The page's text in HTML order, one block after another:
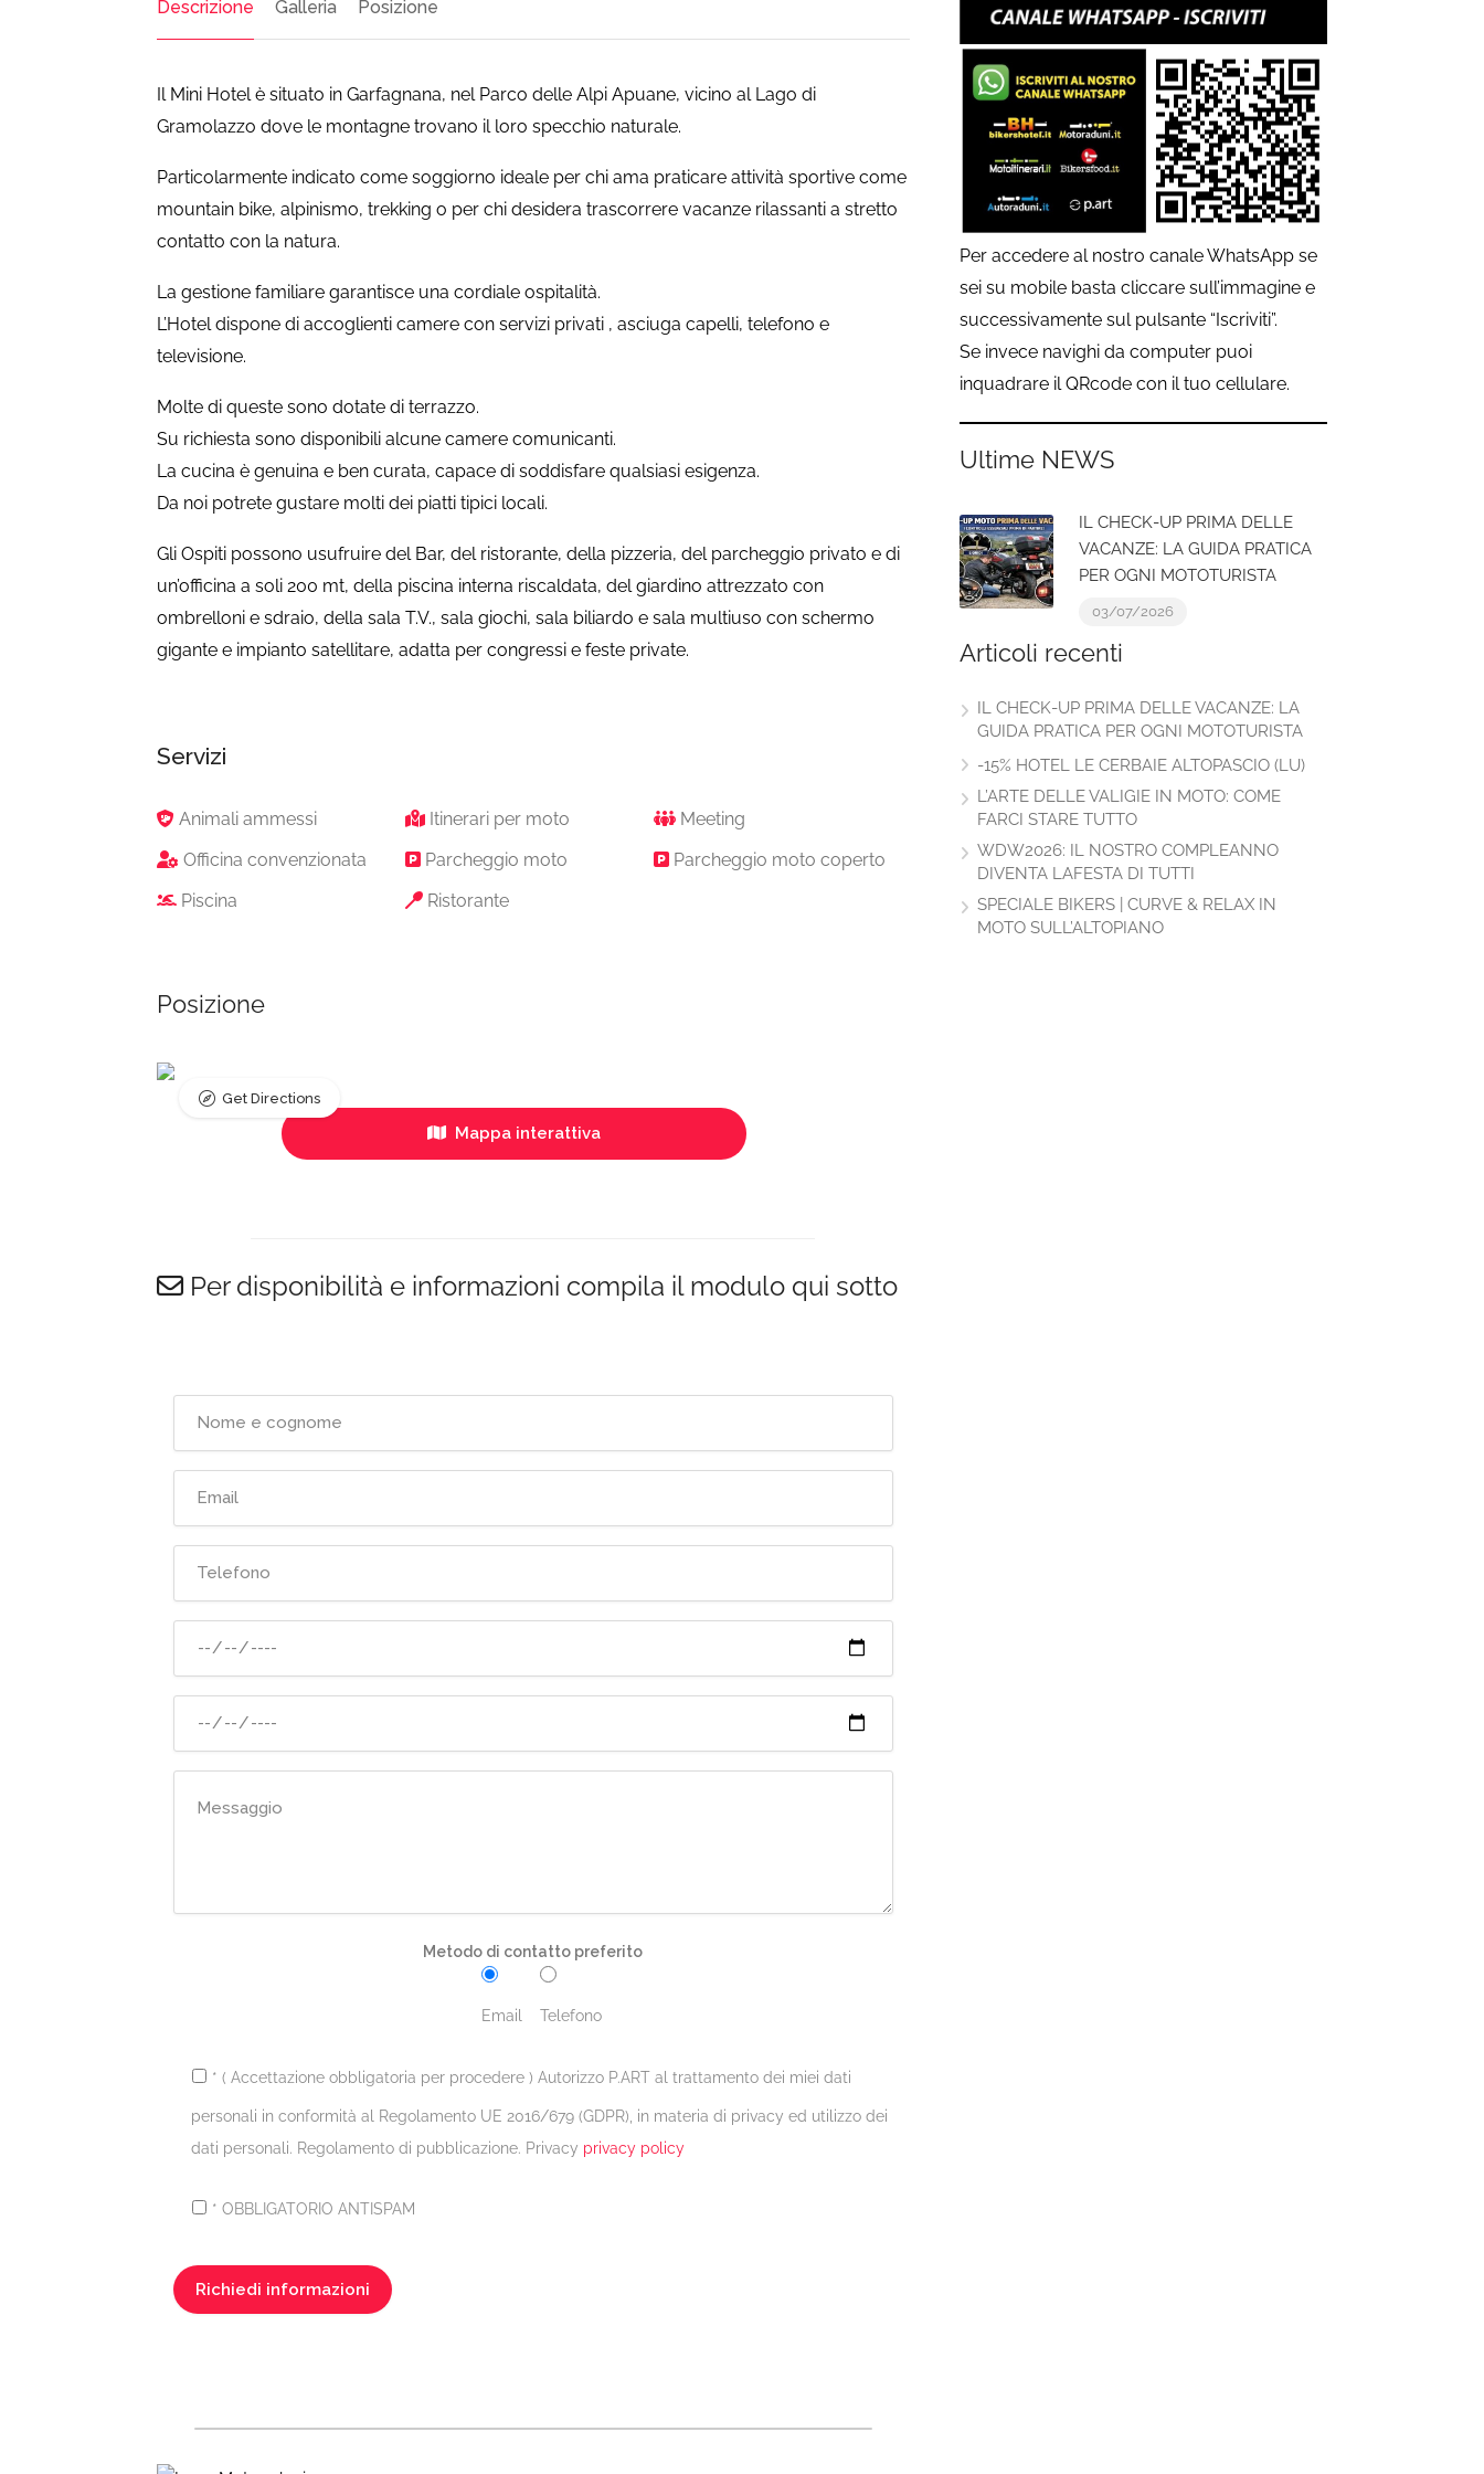
Descrizione Galleria Posizione
Il Mini Hotel è situato in Garfagnana, nel Parco delle Alpi Apuane, vicino al Lago di
Gramolazzo dove le montagne trovano il loro specchio naturale.
Particolarmente indicato come soggiorno ideale per chi ama praticare attività sportive come
mountain bike, alpinismo, trekking o per chi desidera trascorrere vacanze rilassanti a stretto
contatto con la natura.
La gestione familiare garantisce una cordiale ospitalità.
L’Hotel dispone di accoglienti camere con servizi privati , asciuga capelli, telefono e
televisione.
Molte di queste sono dotate di terrazzo.
Su richiesta sono disponibili alcune camere comunicanti.
La cucina è genuina e ben curata, capace di soddisfare qualsiasi esigenza.
Da noi potrete gustare molti dei piatti tipici locali.
Gli Ospiti possono usufruire del Bar, del ristorante, della pizzeria, del parcheggio privato e di
un’officina a soli 200 mt, della piscina interna riscaldata, del giardino attrezzato con
ombrelloni e sdraio, della sala T.V., sala giochi, sala biliardo e sala multiuso con schermo
gigante e impianto satellitare, adatta per congressi e feste private.
Servizi
Animali ammessi Itinerari per moto
Meeting
Officina convenzionata
Parcheggio moto
Parcheggio moto coperto
Piscina
Ristorante
Posizione
Mappa interattiva
Get Directions
Per disponibilità e informazioni compila il modulo qui sotto
Metodo di contatto preferito
Email Telefono
* ( Accettazione obbligatoria per procedere ) Autorizzo P.ART al trattamento dei miei dati
personali in conformità al Regolamento UE 2016/679 (GDPR), in materia di privacy ed utilizzo dei
dati personali. Regolamento di pubblicazione. Privacy privacy policy
* OBBLIGATORIO ANTISPAM
Per accedere al nostro canale WhatsApp se
sei su mobile basta cliccare sull’immagine e
successivamente sul pulsante “Iscriviti”.
Se invece navighi da computer puoi
inquadrare il QRcode con il tuo cellulare.
Ultime NEWS
IL CHECK-UP PRIMA DELLE
VACANZE: LA GUIDA PRATICA
PER OGNI MOTOTURISTA
03/07/2026
Articoli recenti
IL CHECK-UP PRIMA DELLE VACANZE: LA
GUIDA PRATICA PER OGNI MOTOTURISTA
-15% HOTEL LE CERBAIE ALTOPASCIO (LU)
L’ARTE DELLE VALIGIE IN MOTO: COME
FARCI STARE TUTTO
WDW2026: IL NOSTRO COMPLEANNO
DIVENTA LAFESTA DI TUTTI
SPECIALE BIKERS | CURVE & RELAX IN
MOTO SULL’ALTOPIANO